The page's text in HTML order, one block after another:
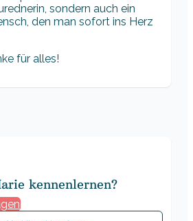
sondern auch ein
den man sofort ins Herz
für alles!
kennenlernen?